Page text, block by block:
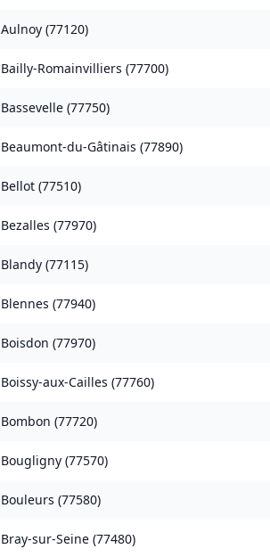
Aulnoy (77120)
Bailly-Romainvilliers (77700)
Bassevelle (77750)
Beaumont-du-Gâtinais (77890)
Bellot (77510)
Bezalles (77970)
Blandy (77115)
Blennes (77940)
Boisdon (77970)
Boissy-aux-Cailles (77760)
Bombon (77720)
Bougligny (77570)
Bouleurs (77580)
Bray-sur-Seine (77480)